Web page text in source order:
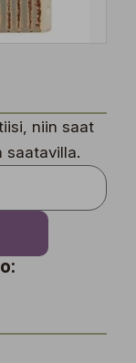
niin saat
saatavilla.